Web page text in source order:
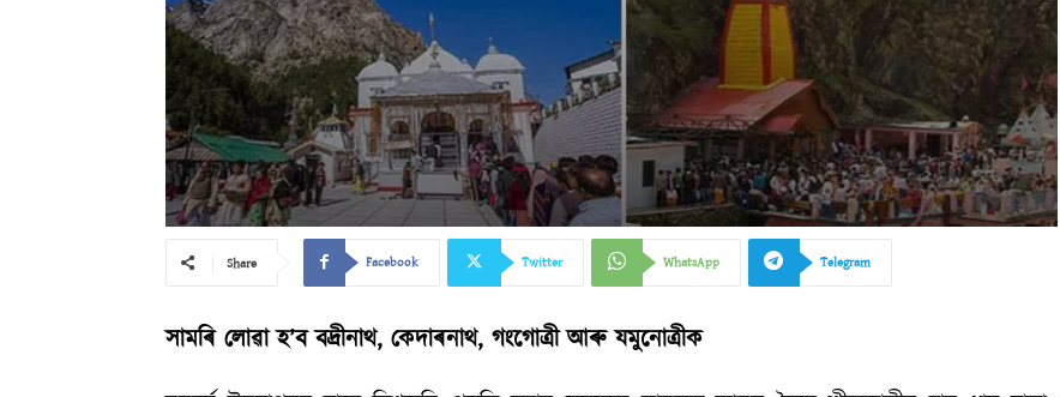
Share Facebook Twitter WhatsApp Telegram
সামৰি লোৱা হ’ব বদ্ৰীনাথ, কেদাৰনাথ, গংগোত্ৰী আৰু যমুনোত্ৰীক